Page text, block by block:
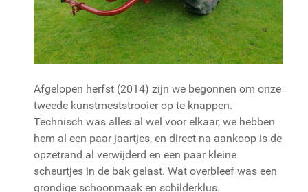
Afgelopen herfst (2014) zijn we begonnen om onze
tweede kunstmeststrooier op te knappen.
Technisch was alles al wel voor elkaar, we hebben
hem al een paar jaartjes, en direct na aankoop is de
opzetrand al verwijderd en een paar kleine
scheurtjes in de bak gelast. Wat overbleef was een
grondige schoonmaak en schilderklus.